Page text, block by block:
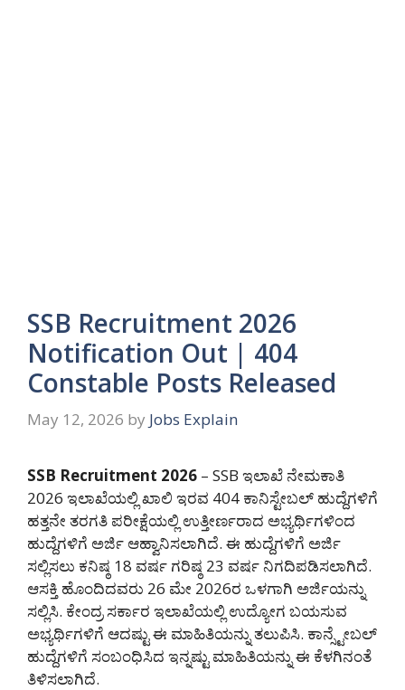
SSB Recruitment 2026
Notification Out | 404
Constable Posts Released
May 12, 2026 by Jobs Explain
SSB Recruitment 2026 – SSB ಇಲಾಖೆ ನೇಮಕಾತಿ
2026 ಇಲಾಖೆಯಲ್ಲಿ ಖಾಲಿ ಇರವ 404 ಕಾನಿಸ್ಟೇಬಲ್ ಹುದ್ದೆಗಳಿಗೆ
ಹತ್ತನೇ ತರಗತಿ ಪರೀಕ್ಷೆಯಲ್ಲಿ ಉತ್ತೀರ್ಣರಾದ ಅಭ್ಯರ್ಥಿಗಳಿಂದ
ಹುದ್ದೆಗಳಿಗೆ ಅರ್ಜಿ ಆಹ್ವಾನಿಸಲಾಗಿದೆ. ಈ ಹುದ್ದೆಗಳಿಗೆ ಅರ್ಜಿ
ಸಲ್ಲಿಸಲು ಕನಿಷ್ಠ 18 ವರ್ಷ ಗರಿಷ್ಠ 23 ವರ್ಷ ನಿಗದಿಪಡಿಸಲಾಗಿದೆ.
ಆಸಕ್ತಿ ಹೊಂದಿದವರು 26 ಮೇ 2026ರ ಒಳಗಾಗಿ ಅರ್ಜಿಯನ್ನು
ಸಲ್ಲಿಸಿ. ಕೇಂದ್ರ ಸರ್ಕಾರ ಇಲಾಖೆಯಲ್ಲಿ ಉದ್ಯೋಗ ಬಯಸುವ
ಅಭ್ಯರ್ಥಿಗಳಿಗೆ ಆದಷ್ಟು ಈ ಮಾಹಿತಿಯನ್ನು ತಲುಪಿಸಿ. ಕಾನ್ಸ್ಟೇಬಲ್
ಹುದ್ದೆಗಳಿಗೆ ಸಂಬಂಧಿಸಿದ ಇನ್ನಷ್ಟು ಮಾಹಿತಿಯನ್ನು ಈ ಕೆಳಗಿನಂತೆ
ತಿಳಿಸಲಾಗಿದೆ.